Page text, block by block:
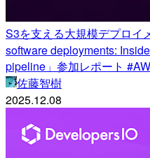
S3を支える大規模デプロイ
software deployments:
pipeline」参加レポート
佐藤智樹
2025.12.08